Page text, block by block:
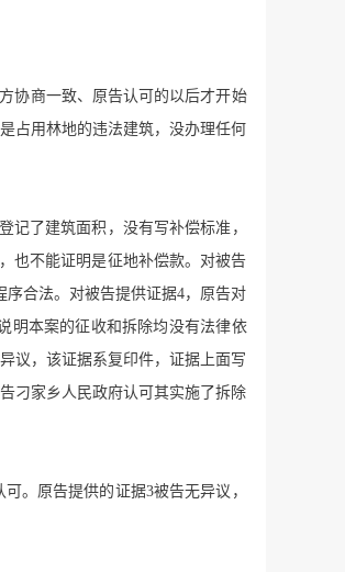
协商一致、原告认可的以后才开始
占用林地的违法建筑，没办理任何
了建筑面积，没有写补偿标准，
也不能证明是征地补偿款。对被告
合法。对被告提供证据4，原告对
明本案的征收和拆除均没有法律依
议，该证据系复印件，证据上面写
刁家乡人民政府认可其实施了拆除
。原告提供的证据3被告无异议，